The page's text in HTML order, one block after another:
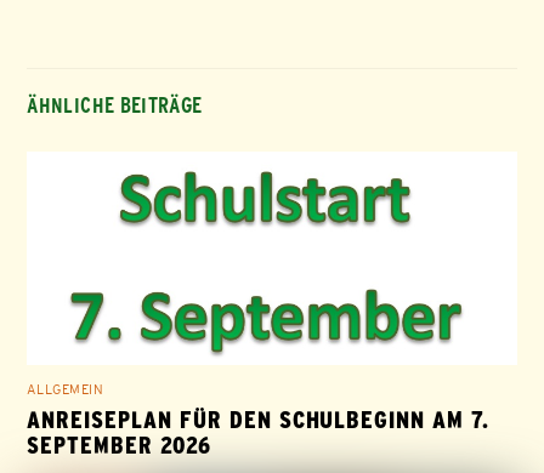
ÄHNLICHE BEITRÄGE
ALLGEMEIN
ANREISEPLAN FÜR DEN SCHULBEGINN AM 7.
SEPTEMBER 2026